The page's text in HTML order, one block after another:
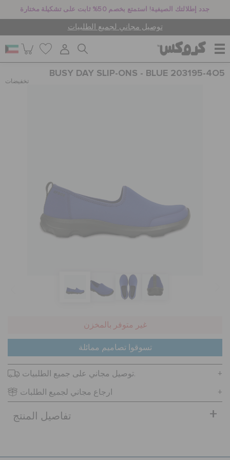
جدد إطلالتك الصيفية! استمتع بخصم 50% ثابت على تشكيلة مختارة
توصيل مجاني لجميع الطلبيات
كروكس لمكان العمل
قائمة الامنيات
تحديد موقع المتجر
BUSY DAY SLIP-ONS - BLUE 203195-4O5
تخفيضات
غير متوفر بالمخزن
تسوقوا تصاميم ممائلة
توصيل مجاني على جميع الطلبيات.
ارجاع مجاني لجميع الطلبات
تفاصيل المنتج